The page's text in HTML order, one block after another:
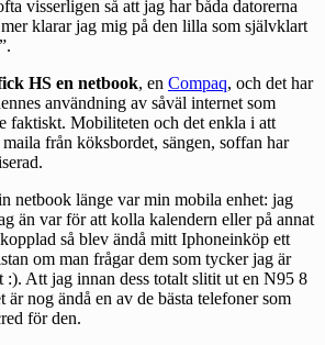
visserligen så att jag har båda datorerna
klarar jag mig på den lilla som självklart
HS en netbook, en Compaq, och det har
användning av såväl internet som
faktiskt. Mobiliteten och det enkla i att
från köksbordet, sängen, soffan har
netbook länge var min mobila enhet: jag
än var för att kolla kalendern eller på annat
så blev ändå mitt Iphoneinköp ett
om man frågar dem som tycker jag är
Att jag innan dess totalt slitit ut en N95 8
är nog ändå en av de bästa telefoner som
för den.